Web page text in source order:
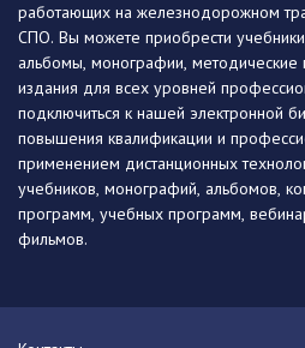
работающих на железнодорожном
СПО. Вы можете приобрести
альбомы, монографии, методические
издания для всех уровней
подключиться к нашей электронной
повышения квалификации и
применением дистанционных
учебников, монографий, альбомов,
программ, учебных программ,
фильмов.